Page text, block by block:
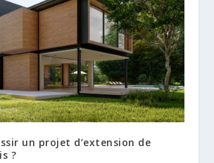
un projet d’extension de
?